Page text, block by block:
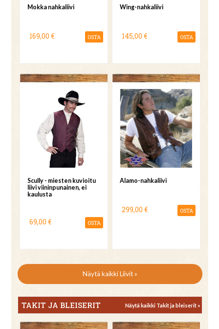
Mokka nahkaliivi
169,00 € OSTA
Wing-nahkaliivi
145,00 € OSTA
Scully - miesten kuvioitu
liivi viininpunainen, ei
kaulusta
69,00 € OSTA
Alamo-nahkaliivi
299,00 € OSTA
Näytä kaikki Liivit »
TAKIT JA BLEISERIT Näytä kaikki Takit ja bleiserit »